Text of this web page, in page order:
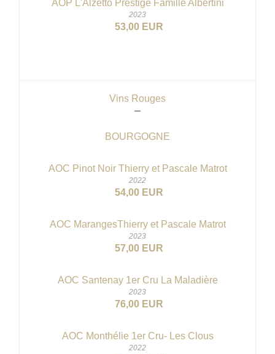
AOP L'Alzetto Prestige Famille Albertini
2023
53,00 EUR
Vins Rouges
BOURGOGNE
AOC Pinot Noir Thierry et Pascale Matrot
2022
54,00 EUR
AOC MarangesThierry et Pascale Matrot
2023
57,00 EUR
AOC Santenay 1er Cru La Maladière
2023
76,00 EUR
AOC Monthélie 1er Cru- Les Clous
2022